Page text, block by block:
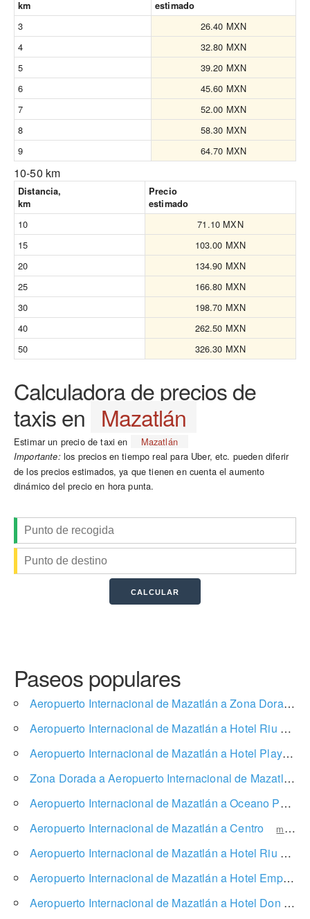
km estimado
3
26.40 MXN
4
32.80 MXN
5
39.20 MXN
6
45.60 MXN
7
52.00 MXN
8
58.30 MXN
9
64.70 MXN
10-50 km
Distancia,
km
Precio
estimado
10
71.10 MXN
15
103.00 MXN
20
134.90 MXN
25
166.80 MXN
30
198.70 MXN
40
262.50 MXN
50
326.30 MXN
Calculadora de precios de
taxis en Mazatlán
Estimar un precio de taxi en Mazatlán
Importante:los precios en tiempo real para Uber, etc. pueden diferir
de los precios estimados, ya que tienen en cuenta el aumento
dinámico del precio en hora punta.
Paseos populares
Aeropuerto Internacional de Mazatlán a Zona Dorada
Aeropuerto Internacional de Mazatlán a Hotel Riu Mazatlán
Aeropuerto Internacional de Mazatlán a Hotel Playa Mazatlan
Zona Dorada a Aeropuerto Internacional de Mazatlán
Aeropuerto Internacional de Mazatlán a Oceano Palace Beach Hotel
Aeropuerto Internacional de Mazatlán a Centro
mostrar precio
Aeropuerto Internacional de Mazatlán a Hotel Riu Emerald Bay
Aeropuerto Internacional de Mazatlán a Hotel Emporio Mazatlán
Aeropuerto Internacional de Mazatlán a Hotel Don Pelayo Pacific Beach